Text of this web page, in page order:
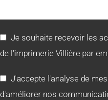
Je souhaite recevoir les
de l'imprimerie Villière par
J'accepte l'analyse de
d'améliorer nos